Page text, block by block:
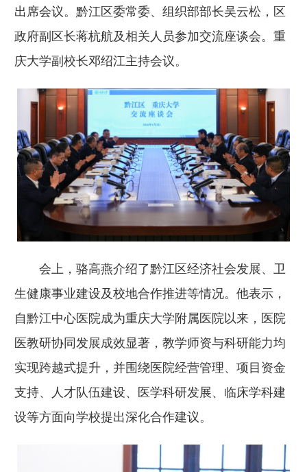
出席会议。黔江区委常委、组织部部长吴云松，区
政府副区长蒋杭航及相关人员参加交流座谈会。重
庆大学副校长邓绍江主持会议。
会上，骆高燕介绍了黔江区经济社会发展、卫
生健康事业建设及校地合作推进等情况。他表示，
自黔江中心医院成为重庆大学附属医院以来，医院
医教研协同发展成效显著，教学师资与科研能力均
实现跨越式提升，并围绕医院经营管理、项目资金
支持、人才队伍建设、医学科研发展、临床学科建
设等方面向学校提出深化合作建议。